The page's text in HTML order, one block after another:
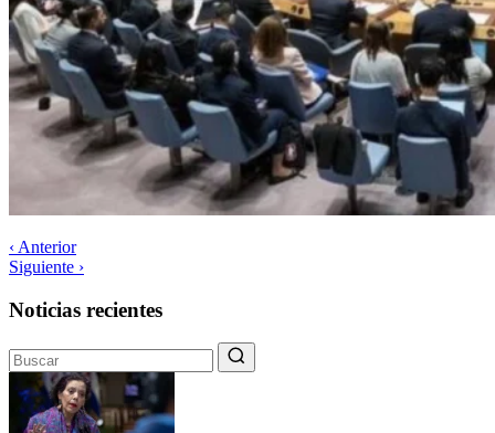
‹ Anterior
Siguiente ›
Noticias recientes